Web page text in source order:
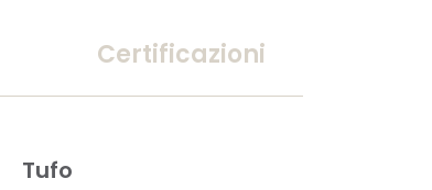
Certificazioni
Tufo